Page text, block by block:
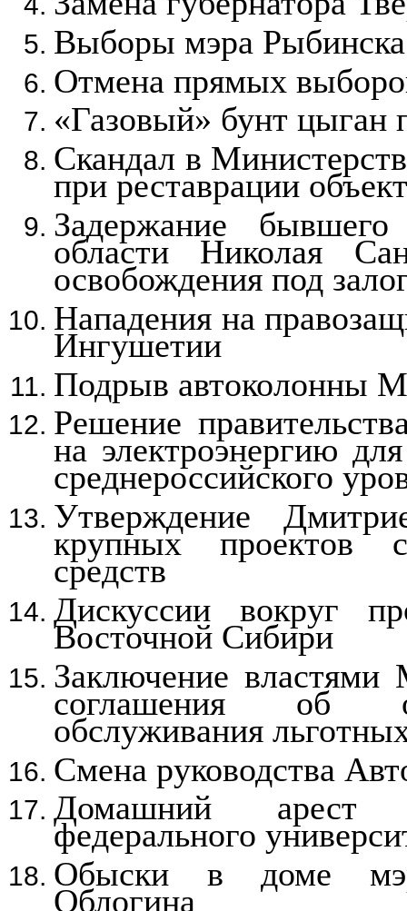
Выборы мэра Рыбинска
Отмена прямых
«Газовый» бунт цыган
Скандал в
при реставрации
Задержание бывшего
области Николая
освобождения под
Нападения на
Ингушетии
Подрыв автоколонны
Решение
на электроэнергию
среднероссийского
Утверждение
крупных проектов
средств
Дискуссии вокруг
Восточной Сибири
Заключение
соглашения об
обслуживания
Смена руководства
Домашний
федерального
Обыски в доме
Облогина